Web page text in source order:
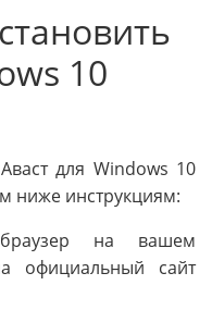
10
для Windows 10
ниже инструкциям:
на вашем
официальный сайт